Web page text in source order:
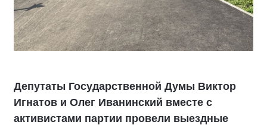
Депутаты Государственной Думы Виктор
Игнатов и Олег Иванинский вместе с
активистами партии провели выездные